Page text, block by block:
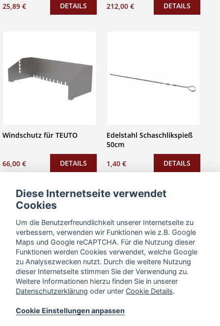
25,89 € DETAILS 212,00 € DETAILS
Windschutz für TEUTO
66,00 € DETAILS
Edelstahl Schaschlikspieß
50cm
1,40 € DETAILS
Spießklammer /
Spieß-Spießdrehaufsatz
Diese Internetseite verwendet
Cookies
Um die Benutzerfreundlichkeit unserer Internetseite zu
verbessern, verwenden wir Funktionen wie z.B. Google
Maps und Google reCAPTCHA. Für die Nutzung dieser
Funktionen werden Cookies verwendet, welche Google
zu Analysezwecken nutzt. Durch die weitere Nutzung
dieser Internetseite stimmen Sie der Verwendung zu.
Weitere Informationen hierzu finden Sie in unserer
Datenschutzerklärung oder unter Cookie Details.
Cookie Einstellungen anpassen